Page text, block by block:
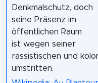
Denkmalschutz, doch
seine Präsenz im
öffentlichen Raum
ist wegen seiner
rassistischen und
umstritten.